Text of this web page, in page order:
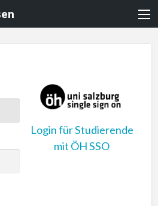
Login für Studierende
mit ÖH SSO